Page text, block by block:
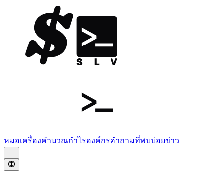
หมอเครื่องคำนวณกำไรองค์กรคำถามที่พบบ่อยข่าว